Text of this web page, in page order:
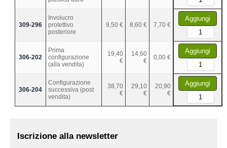
309-296
Involucro
protettivo
posteriore
9,50 € 8,60 € 7,70 €
Aggiungi
306-202
Prima
configurazione
(alla vendita)
19,40
€
14,60
€
0,00 €
Aggiungi
306-204
Configurazione
successiva (post
vendita)
38,70
€
29,10
€
20,90
€
Aggiungi
Iscrizione alla newsletter